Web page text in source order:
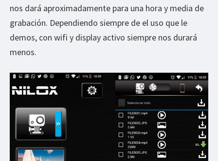
nos dará aproximadamente para una hora y media de
grabación. Dependiendo siempre de el uso que le
demos, con wifi y display activo siempre nos durará
menos.